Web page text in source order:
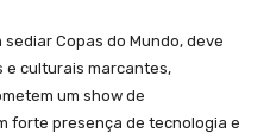
Copas do Mundo, deve
e culturais marcantes,
um show de
forte presença de tecnologia e